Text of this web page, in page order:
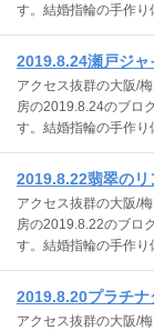
す。結婚指輪の手作り
2019.8.24瀬戸ジャ
アクセス抜群の大阪/
房の2019.8.24のブロ
す。結婚指輪の手作り
2019.8.22翡翠のリ
アクセス抜群の大阪/
房の2019.8.22のブロ
す。結婚指輪の手作り
2019.8.20プラチナ
アクセス抜群の大阪/